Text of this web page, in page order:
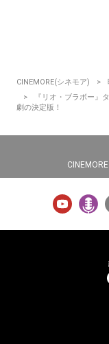
CINEMORE(シネモア)
『リオ・ブラボー』
劇の決定版！